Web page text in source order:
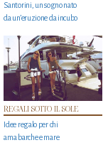
Santorini, un sogno nato
da un’eruzione da incubo
REGALI SOTTO IL SOLE
Idee regalo per chi
ama barche e mare